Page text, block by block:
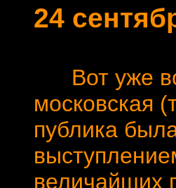
24
Вот уже во
московская
публика
величайших